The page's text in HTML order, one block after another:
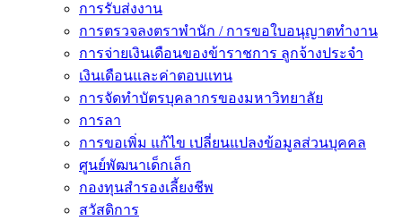
การรับส่งงาน
การตรวจลงตราพำนัก / การขอใบอนุญาตทำงาน
การจ่ายเงินเดือนของข้าราชการ ลูกจ้างประจำ
เงินเดือนและค่าตอบแทน
การจัดทำบัตรบุคลากรของมหาวิทยาลัย
การลา
การขอเพิ่ม แก้ไข เปลี่ยนแปลงข้อมูลส่วนบุคคล
ศูนย์พัฒนาเด็กเล็ก
กองทุนสำรองเลี้ยงชีพ
สวัสดิการ